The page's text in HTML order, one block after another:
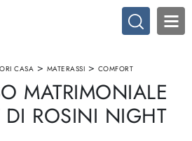
CASA > MATERASSI > COMFORT
MATRIMONIALE
DI ROSINI NIGHT